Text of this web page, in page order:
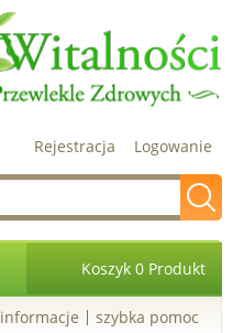
Logowanie
Rejestracja
Koszyk 0 Produkt
informacje szybka pomoc